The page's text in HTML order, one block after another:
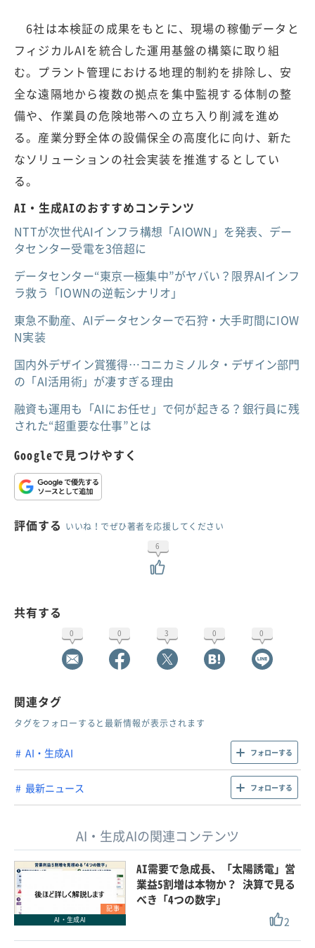
6社は本検証の成果をもとに、現場の稼働データと
フィジカルAIを統合した運用基盤の構築に取り組
む。プラント管理における地理的制約を排除し、安
全な遠隔地から複数の拠点を集中監視する体制の整
備や、作業員の危険地帯への立ち入り削減を進め
る。産業分野全体の設備保全の高度化に向け、新た
なソリューションの社会実装を推進するとしてい
る。
AI・生成AIのおすすめコンテンツ
NTTが次世代AIインフラ構想「AIOWN」を発表、デー
タセンター受電を3倍超に
データセンター“東京一極集中”がヤバい？限界AIインフ
ラ救う「IOWNの逆転シナリオ」
東急不動産、AIデータセンターで石狩・大手町間にIOW
N実装
国内外デザイン賞獲得…コニカミノルタ・デザイン部門
の「AI活用術」が凄すぎる理由
融資も運用も「AIにお任せ」で何が起きる？銀行員に残
された“超重要な仕事”とは
Googleで見つけやすく
評価する いいね！でぜひ著者を応援してください
6
共有する
0 0 3 0 0
関連タグ
タグをフォローすると最新情報が表示されます
AI・生成AI フォローする
最新ニュース フォローする
AI・生成AIの関連コンテンツ
記事
AI・生成AI
AI需要で急成長、「太陽誘電」営
業益5割増は本物か？ 決算で見る
べき「4つの数字」
2